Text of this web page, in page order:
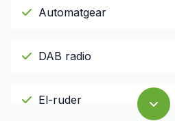
Automatgear
DAB radio
El-ruder